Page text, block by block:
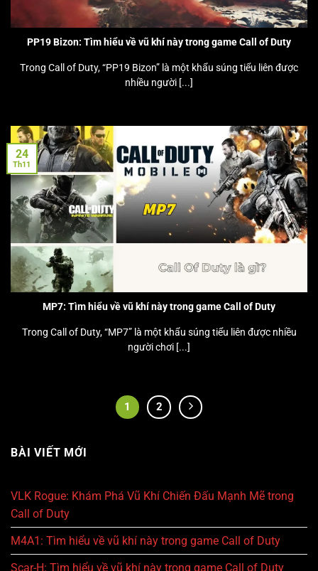
PP19 Bizon: Tìm hiểu về vũ khí này trong game Call of Duty
Trong Call of Duty, “PP19 Bizon” là một khẩu súng tiểu liên được
nhiều người [...]
MP7: Tìm hiểu về vũ khí này trong game Call of Duty
Trong Call of Duty, “MP7” là một khẩu súng tiểu liên được nhiều
người chơi [...]
24
Th11
1 2
BÀI VIẾT MỚI
VLK Rogue: Khám Phá Vũ Khí Chiến Đấu Mạnh Mẽ trong
Call of Duty
M4A1: Tìm hiểu về vũ khí này trong game Call of Duty
Scar-H: Tìm hiểu về vũ khí này trong game Call of Duty